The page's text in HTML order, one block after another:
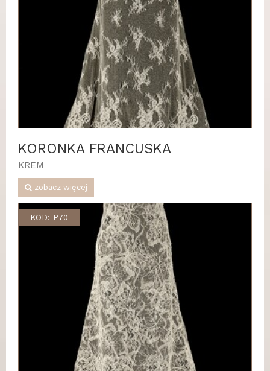
KORONKA FRANCUSKA
KREM
zobacz więcej
KOD: P70